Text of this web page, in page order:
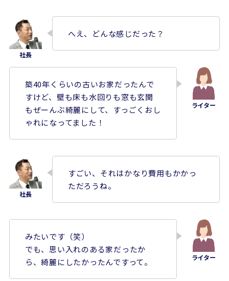
へえ、どんな感じだった？
築40年くらいの古いお家だったんで
すけど、壁も床も水回りも窓も玄関
もぜーんぶ綺麗にして、すっごくおし
ゃれになってました！
すごい、それはかなり費用もかかっ
ただろうね。
みたいです（笑）
でも、思い入れのある家だったか
ら、綺麗にしたかったんですって。